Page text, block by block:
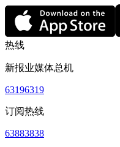
热线
新报业媒体总机
63196319
订阅热线
63883838